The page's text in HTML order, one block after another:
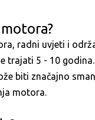
radni uvjeti i
trajati 5 - 10
biti značajno
motora.